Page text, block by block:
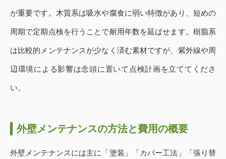
が重要です。木質系は吸水や腐食に弱い特徴があり、短めの
周期で定期点検を行うことで耐用年数を延ばせます。樹脂系
は比較的メンテナンスが少なく済む素材ですが、紫外線や周
辺環境による影響は念頭に置いて点検計画を立ててくださ
い。
外壁メンテナンスの方法と費用の概要
外壁メンテナンスには主に「塗装」「カバー工法」「張り替